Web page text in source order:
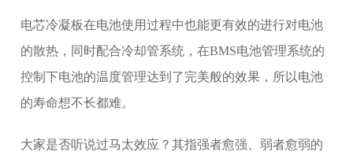
电芯冷凝板在电池使用过程中也能更有效的进行对电池
的散热，同时配合冷却管系统，在BMS电池管理系统的
控制下电池的温度管理达到了完美般的效果，所以电池
的寿命想不长都难。
大家是否听说过马太效应？其指强者愈强、弱者愈弱的